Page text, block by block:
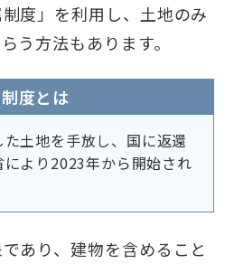
制度」を利用し、土地のみ
う方法もあります。
度とは
土地を手放し、国に返還
より2023年から開始され
あり、建物を含めること